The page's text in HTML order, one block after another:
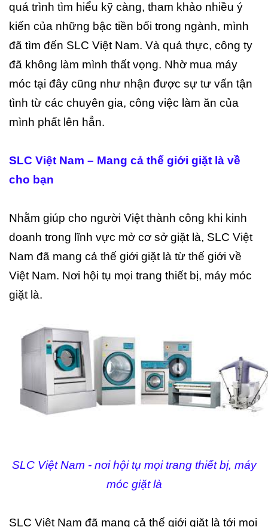
quá trình tìm hiểu kỹ càng, tham khảo nhiều ý
kiến của những bậc tiền bối trong ngành, mình
đã tìm đến SLC Việt Nam. Và quả thực, công ty
đã không làm mình thất vọng. Nhờ mua máy
móc tại đây cũng như nhận được sự tư vấn tận
tình từ các chuyên gia, công việc làm ăn của
mình phất lên hẳn.
SLC Việt Nam – Mang cả thế giới giặt là về
cho bạn
Nhằm giúp cho người Việt thành công khi kinh
doanh trong lĩnh vực mở cơ sở giặt là, SLC Việt
Nam đã mang cả thế giới giặt là từ thế giới về
Việt Nam. Nơi hội tụ mọi trang thiết bị, máy móc
giặt là.
SLC Việt Nam - nơi hội tụ mọi trang thiết bị, máy
móc giặt là
SLC Việt Nam đã mang cả thế giới giặt là tới mọi